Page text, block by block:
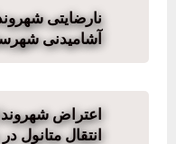
آشامیدنی
اعتراض
انتقال متانول در